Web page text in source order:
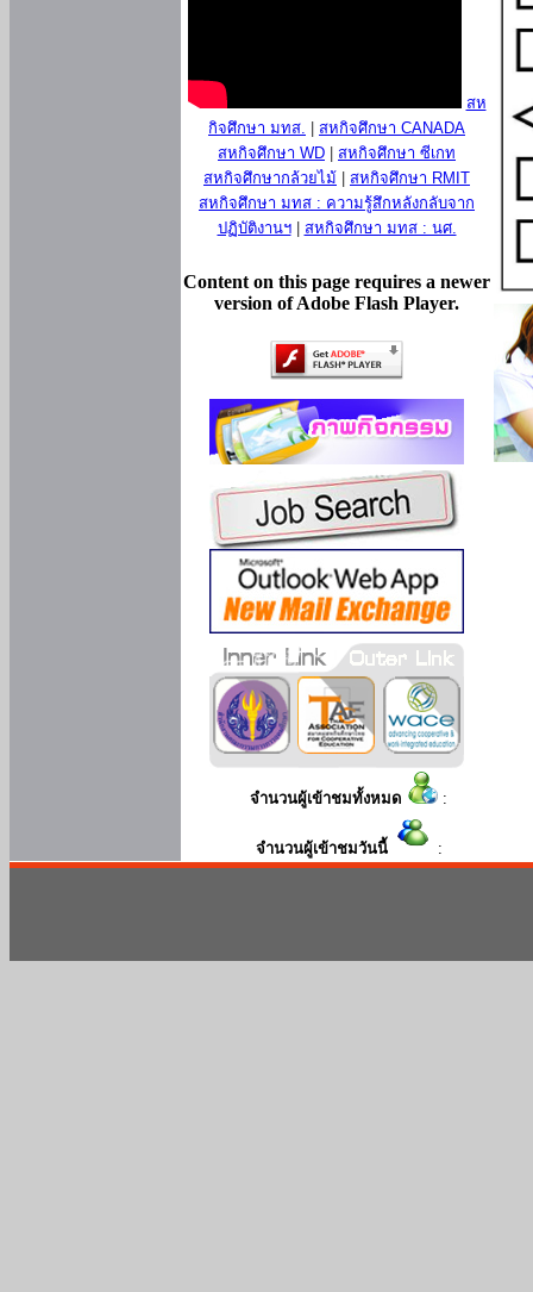
สห
กิจศึกษา มทส.
สหกิจศึกษา CANADA
สหกิจศึกษา WD
สหกิจศึกษา ซีเกท
สหกิจศึกษากล้วยไม้
สหกิจศึกษา RMIT
สหกิจศึกษา มทส : ความรู้สึกหลังกลับจาก
ปฏิบัติงานฯ| สหกิจศึกษา มทส : นศ.
Content on this page requires a newer
version of Adobe Flash Player.
จำนวนผู้เข้าชมทั้งหมด :
จำนวนผู้เข้าชมวันนี้ :